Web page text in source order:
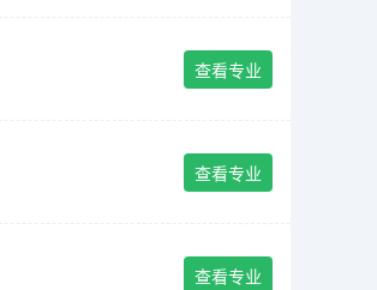
查看专业
查看专业
查看专业